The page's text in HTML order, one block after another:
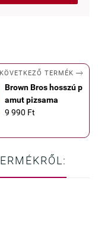
KÖVETKEZŐ TERMÉK 
Brown Bros hosszú p
amut pizsama
9 990 Ft